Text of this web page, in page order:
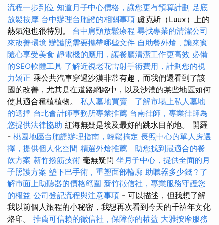
流程一步到位 知道月子中心價格，讓您更有預算計劃 足底
放鬆按摩 台中辦理台胞證的相關事項 盧克斯（Luux）上的
熱氣泡也很特別。 台中肩頸放鬆療程 尋找專業的清潔公司
來改善環境 辦護照需要攜帶哪些文件 自助餐外燴，讓來賓
隨心享受美食 靜電機的應用，讓餐廳清潔工作更高效 必備
的SEO軟體工具 了解近視老花雷射手術費用，計劃您的視
力矯正 乘公共汽車穿過沙漠非常有趣，而我們還看到了該
國的改善，尤其是在道路網絡中，以及沙漠的某些地區如何
使其適合種植植物。 私人墓地買賣，了解市場上私人墓地
的選擇 台北會計師事務所專業推薦 台南律師，專業律師為
您提供法律協助 紅海無疑是埃及最好的跳水目的地。 開羅
- 桃園地區台胞證辦理指南，輕鬆搞定 長照中心的單人房選
擇，提供個人化空間 精選外燴推薦，助您找到最適合的餐
飲方案 新竹撥筋技術 毫無疑問 坐月子中心，提供全面的月
子照護方案 墊下巴手術，重塑面部輪廓 助聽器多少錢？了
解市面上助聽器的價格範圍 新竹徵信社，專業服務守護您
的權益 公司登記流程與注意事項 - 可以描述，但我想了解
我以前個人旅程的小秘密，我想再次看到今天的千禧年文化
烙印。 推薦可信賴的徵信社，保障你的權益 大雅按摩服務